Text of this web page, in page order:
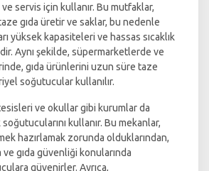
ve servis için kullanır. Bu mutfaklar,
gıda üretir ve saklar, bu nedenle
yüksek kapasiteleri ve hassas sıcaklık
Aynı şekilde, süpermarketlerde ve
gıda ürünlerini uzun süre taze
soğutucular kullanılır.
ve okullar gibi kurumlar da
kullanır. Bu mekanlar,
hazırlamak zorunda olduklarından,
gıda güvenliği konularında
güvenirler. Ayrıca,